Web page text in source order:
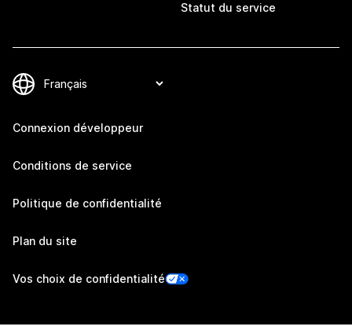
Statut du service
Connexion développeur
Conditions de service
Politique de confidentialité
Plan du site
Vos choix de confidentialité